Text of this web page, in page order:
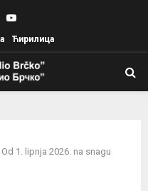
Youtube
Ћирилица
1. lipnja 2026. na snagu